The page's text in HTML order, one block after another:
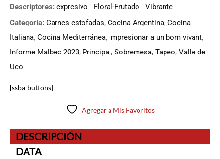
Descriptores: expresivo Floral-Frutado
Vibrante
Categoria: Carnes estofadas, Cocina Argentina, Cocina
Italiana, Cocina Mediterránea, Impresionar a un bom vivant,
Informe Malbec 2023, Principal , Sobremesa, Tapeo, Valle de
Uco
[ssba-buttons]
Agregar a Mis Favoritos
DESCRIPCIÓN
DATA